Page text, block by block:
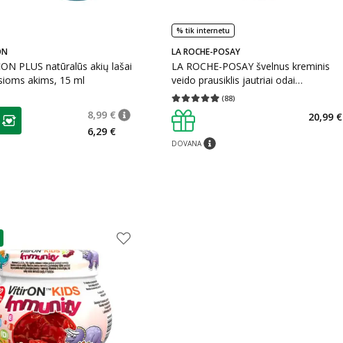
PLUS natūralūs akių lašai
akims, 15 ml
klubo narių nuolaida:
8,99 €
patarimas
Įprasta kaina: 8,99 €
6,29 €
% tik internetu
LA ROCHE-POSAY
LA ROCHE-POSAY švelnus kreminis
veido prausiklis jautriai odai
TOLERIANE, 400 ml
(88)
Vidutinis įvertinimas 4.91
DOVANApatarimas
20,99 €